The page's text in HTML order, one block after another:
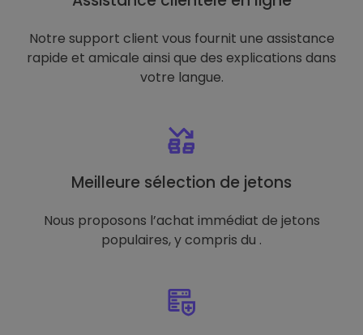
Notre support client vous fournit une assistance
rapide et amicale ainsi que des explications dans
votre langue.
Meilleure sélection de jetons
Nous proposons l’achat immédiat de jetons
populaires, y compris du .